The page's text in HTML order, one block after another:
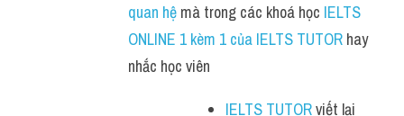
quan hệ mà trong các khoá học IELTS
ONLINE 1 kèm 1 của IELTS TUTOR hay
nhắc học viên
IELTS TUTOR viết lại